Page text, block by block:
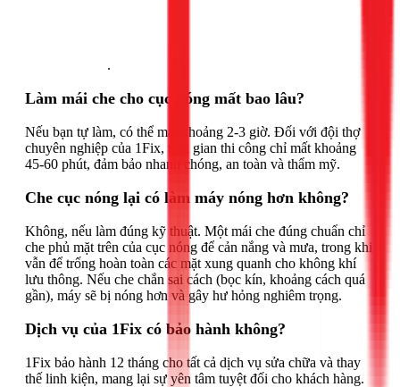
.
Làm mái che cho cục nóng mất bao lâu?
Nếu bạn tự làm, có thể mất khoảng 2-3 giờ. Đối với đội thợ
chuyên nghiệp của 1Fix, thời gian thi công chỉ mất khoảng
45-60 phút, đảm bảo nhanh chóng, an toàn và thẩm mỹ.
Che cục nóng lại có làm máy nóng hơn không?
Không, nếu làm đúng kỹ thuật. Một mái che đúng chuẩn chỉ
che phủ mặt trên của cục nóng để cản nắng và mưa, trong khi
vẫn để trống hoàn toàn các mặt xung quanh cho không khí
lưu thông. Nếu che chắn sai cách (bọc kín, khoảng cách quá
gần), máy sẽ bị nóng hơn và gây hư hỏng nghiêm trọng.
Dịch vụ của 1Fix có bảo hành không?
1Fix bảo hành 12 tháng cho tất cả dịch vụ sửa chữa và thay
thế linh kiện, mang lại sự yên tâm tuyệt đối cho khách hàng.